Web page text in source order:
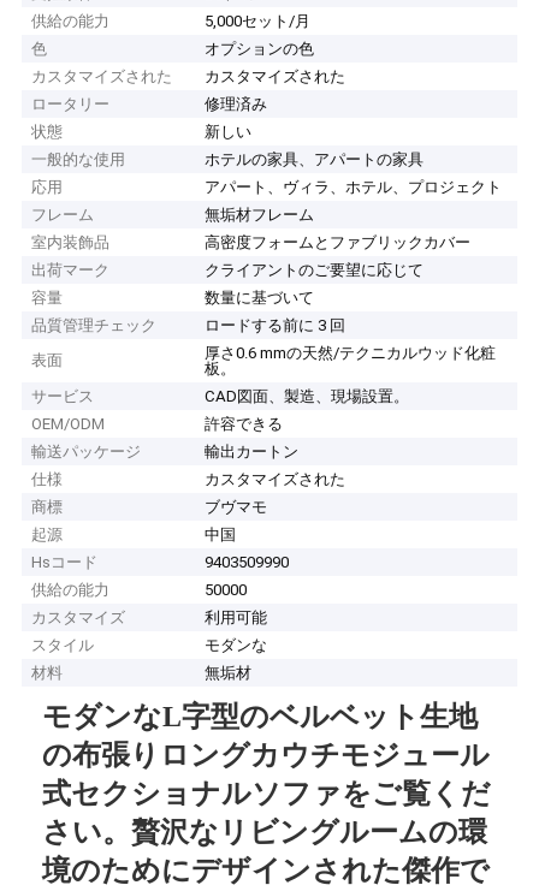
供給の能力
5,000セット/月
色
オプションの色
カスタマイズされた
カスタマイズされた
ロータリー
修理済み
状態
新しい
一般的な使用
ホテルの家具、アパートの家具
応用
アパート、ヴィラ、ホテル、プロジェクト
フレーム
無垢材フレーム
室内装飾品
高密度フォームとファブリックカバー
出荷マーク
クライアントのご要望に応じて
容量
数量に基づいて
品質管理チェック
ロードする前に 3 回
表面
厚さ0.6 mmの天然/テクニカルウッド化粧
板。
サービス
CAD図面、製造、現場設置。
OEM/ODM
許容できる
輸送パッケージ
輸出カートン
仕様
カスタマイズされた
商標
ブヴマモ
起源
中国
Hsコード
9403509990
供給の能力
50000
カスタマイズ
利用可能
スタイル
モダンな
材料
無垢材
モダンなL字型のベルベット生地
の布張りロングカウチモジュール
式セクショナルソファをご覧くだ
さい。贅沢なリビングルームの環
境のためにデザインされた傑作で